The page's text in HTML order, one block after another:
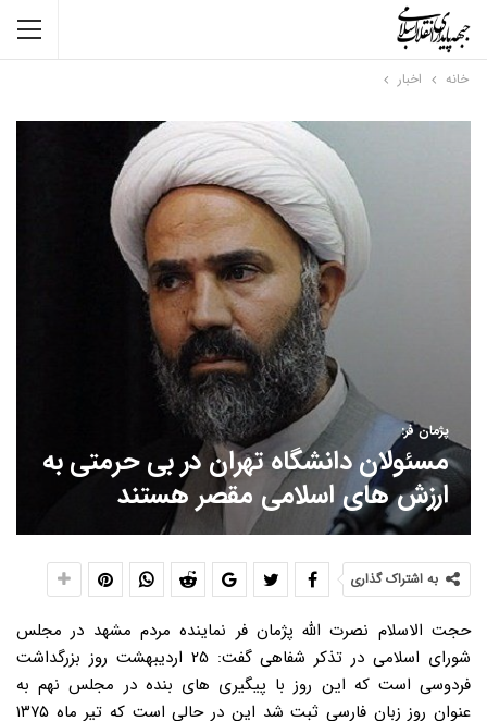
خانه اخبار
پژمان فر:
مسئولان دانشگاه تهران در بی حرمتی به
ارزش های اسلامی مقصر هستند
به اشتراک گذاری
حجت الاسلام نصرت الله پژمان فر نماینده مردم مشهد در مجلس
شورای اسلامی در تذکر شفاهی گفت: ۲۵ اردیبهشت روز بزرگداشت
فردوسی است که این روز با پیگیری های بنده در مجلس نهم به
عنوان روز زبان فارسی ثبت شد این در حالی است که تیر ماه ۱۳۷۵